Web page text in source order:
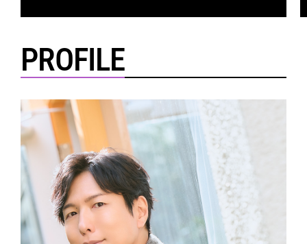
PROFILE